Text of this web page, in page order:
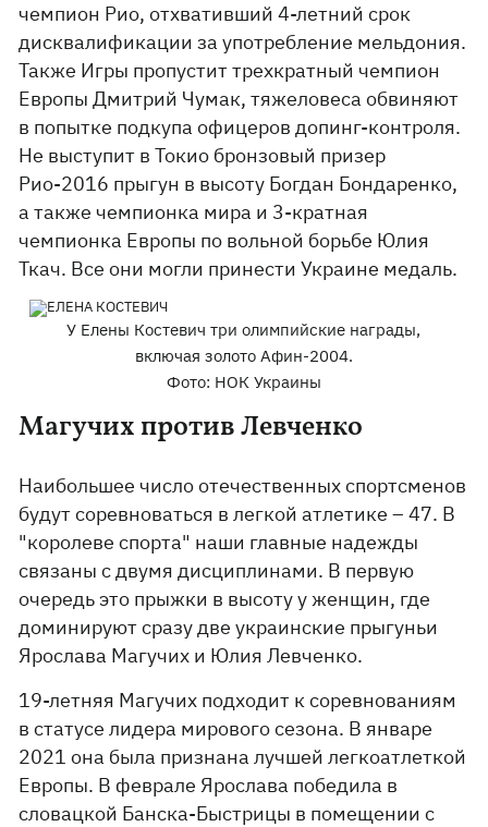
чемпион Рио, отхвативший 4-летний срок
дисквалификации за употребление мельдония.
Также Игры пропустит трехкратный чемпион
Европы Дмитрий Чумак, тяжеловеса обвиняют
в попытке подкупа офицеров допинг-контроля.
Не выступит в Токио бронзовый призер
Рио-2016 прыгун в высоту Богдан Бондаренко,
а также чемпионка мира и 3-кратная
чемпионка Европы по вольной борьбе Юлия
Ткач. Все они могли принести Украине медаль.
У Елены Костевич три олимпийские награды,
включая золото Афин-2004.
Фото: НОК Украины
Магучих против Левченко
Наибольшее число отечественных спортсменов
будут соревноваться в легкой атлетике – 47. В
"королеве спорта" наши главные надежды
связаны с двумя дисциплинами. В первую
очередь это прыжки в высоту у женщин, где
доминируют сразу две украинские прыгуньи
Ярослава Магучих и Юлия Левченко.
19-летняя Магучих подходит к соревнованиям
в статусе лидера мирового сезона. В январе
2021 она была признана лучшей легкоатлеткой
Европы. В феврале Ярослава победила в
словацкой Банска-Быстрицы в помещении с